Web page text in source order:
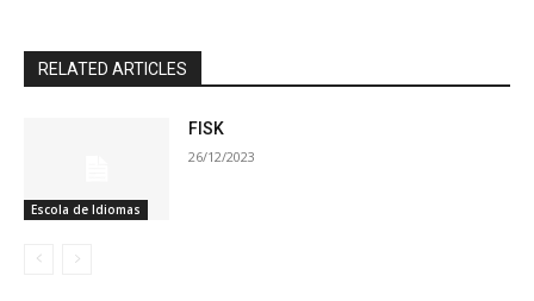
RELATED ARTICLES
Escola de Idiomas
FISK
26/12/2023